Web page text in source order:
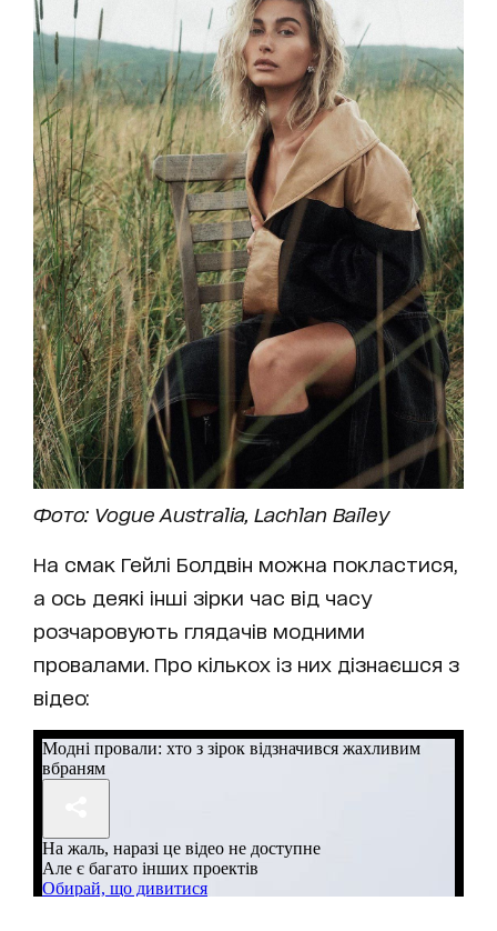
Фото: Vogue Australia, Lachlan Bailey
На смак Гейлі Болдвін можна покластися,
а ось деякі інші зірки час від часу
розчаровують глядачів модними
провалами. Про кількох із них дізнаєшся з
відео: